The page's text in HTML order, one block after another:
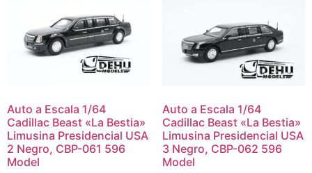
Auto a Escala 1/64
Cadillac Beast «La Bestia»
Limusina Presidencial USA
2 Negro, CBP-061 596
Model
Auto a Escala 1/64
Cadillac Beast «La Bestia»
Limusina Presidencial USA
3 Negro, CBP-062 596
Model